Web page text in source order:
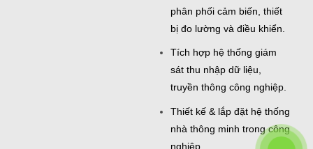
phân phối cảm biến, thiết
bị đo lường và điều khiển.
Tích hợp hệ thống giám
sát thu nhập dữ liệu,
truyền thông công nghiệp.
Thiết kế & lắp đặt hệ thống
nhà thông minh trong công
nghiệp.